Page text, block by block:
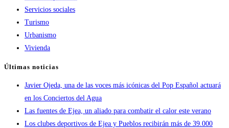
Servicios sociales
Turismo
Urbanismo
Vivienda
Últimas noticias
Javier Ojeda, una de las voces más icónicas del Pop Español actuará
en los Conciertos del Agua
Las fuentes de Ejea, un aliado para combatir el calor este verano
Los clubes deportivos de Ejea y Pueblos recibirán más de 39.000